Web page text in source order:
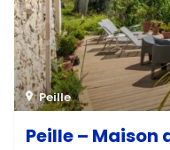
Peille
Peille – Maison